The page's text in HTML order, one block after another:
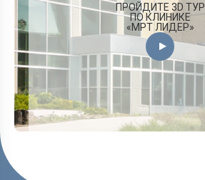
ПРОЙДИТЕ 3D ТУР
ПО КЛИНИКЕ
«МРТ ЛИДЕР»